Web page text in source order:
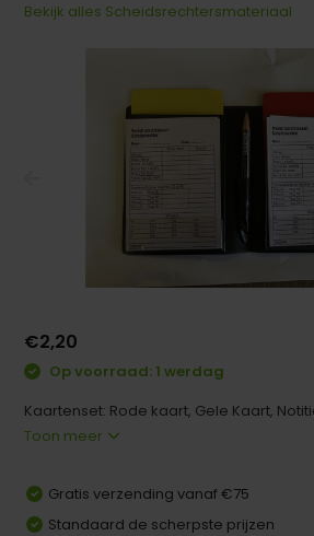
Bekijk alles Scheidsrechtersmateriaal
€2,20
Op voorraad: 1 werdag
Kaartenset: Rode kaart, Gele Kaart,
Toon meer
Gratis verzending vanaf €75
Standaard de scherpste prijzen